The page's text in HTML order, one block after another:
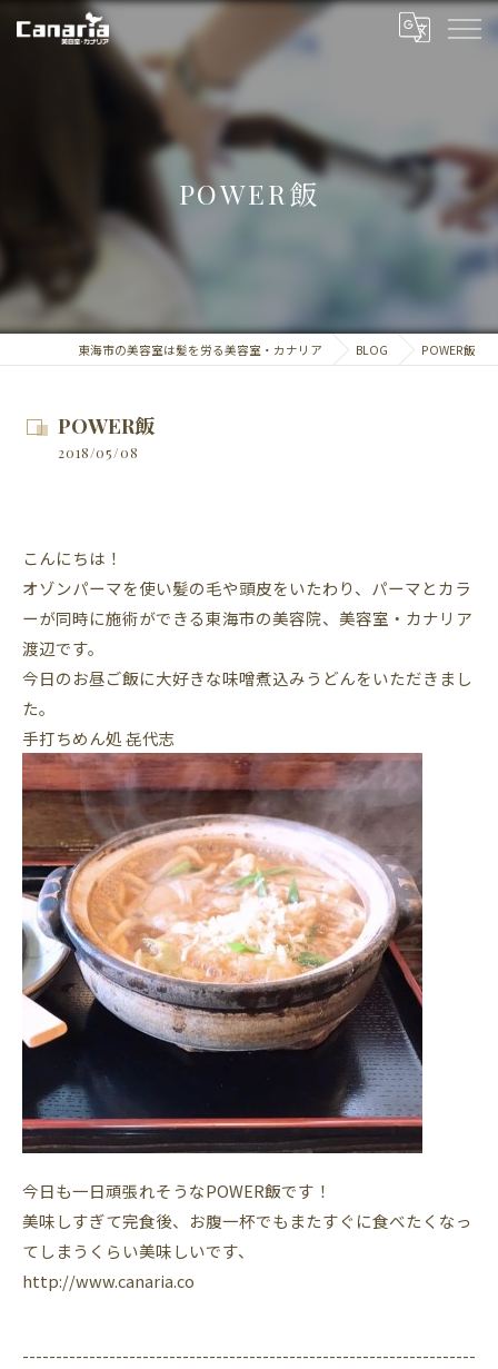
POWER飯
東海市の美容室は髪を労る美容室・カナリア BLOG POWER飯
POWER飯
2018/05/08
こんにちは！
オゾンパーマを使い髪の毛や頭皮をいたわり、パーマとカラ
ーが同時に施術ができる東海市の美容院、美容室・カナリア
渡辺です。
今日のお昼ご飯に大好きな味噌煮込みうどんをいただきまし
た。
手打ちめん処 㐂代志
今日も一日頑張れそうなPOWER飯です！
美味しすぎて完食後、お腹一杯でもまたすぐに食べたくなっ
てしまうくらい美味しいです、
http://www.canaria.co
--------------------------------------------------------------------